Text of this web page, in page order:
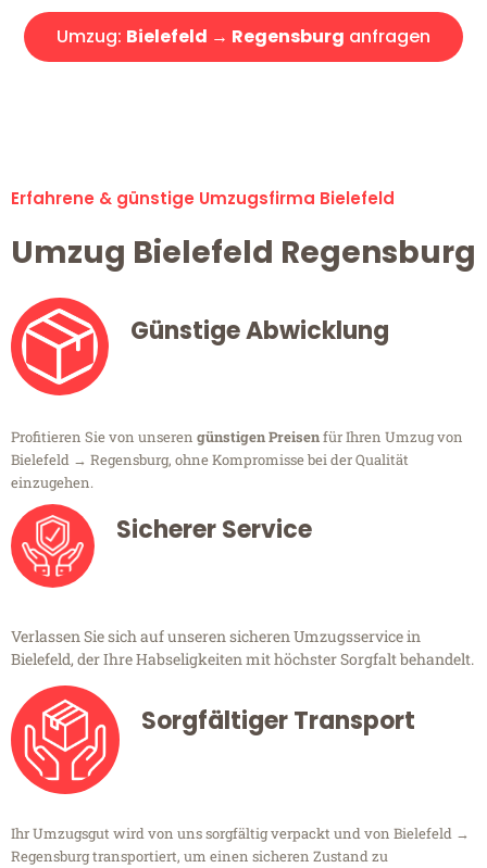
Umzug: Bielefeld → Regensburg anfragen
Erfahrene & günstige Umzugsfirma Bielefeld
Umzug Bielefeld Regensburg
Günstige Abwicklung
Profitieren Sie von unseren günstigen Preisenfür Ihren Umzug von
Bielefeld → Regensburg, ohne Kompromisse bei der Qualität
einzugehen.
Sicherer Service
Verlassen Sie sich auf unseren sicheren Umzugsservice in
Bielefeld, der Ihre Habseligkeiten mit höchster Sorgfalt behandelt.
Sorgfältiger Transport
Ihr Umzugsgut wird von uns sorgfältig verpackt und von Bielefeld →
Regensburg transportiert, um einen sicheren Zustand zu